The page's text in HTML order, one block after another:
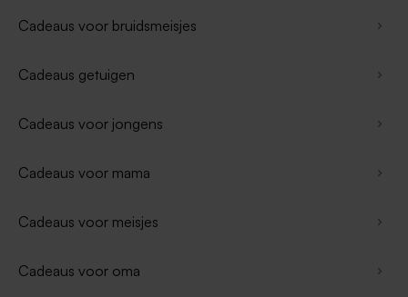
Cadeaus voor bruidsmeisjes
Cadeaus getuigen
Cadeaus voor jongens
Cadeaus voor mama
Cadeaus voor meisjes
Cadeaus voor oma